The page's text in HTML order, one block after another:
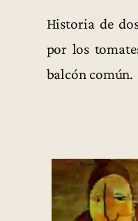
Historia de
por los
balcón común.